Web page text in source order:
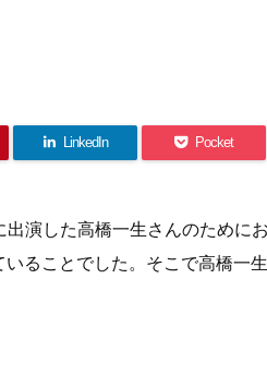
LinkedIn Pocket
演した高橋一生さんのために
ることでした。そこで高橋一